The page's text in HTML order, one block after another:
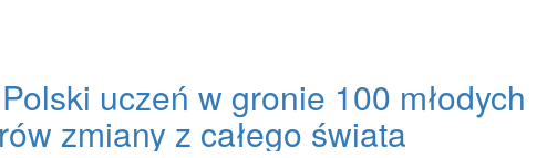
uczeń w gronie 100 młodych
zmiany z całego świata